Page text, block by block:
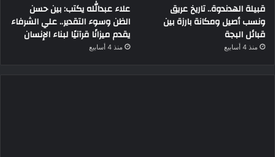
قبيلة الهدندوة.. تاريخ عريق
ونسب أصيل ومكانة بارزة بين
قبائل البجة
منذ 4 أسابيع
علاء عبدالله يكتب: بين حسن
الظن وسوء التقدير.. علي الشرفاء
يقدم ميزانًا قرآنيًا لبناء الإنسان
منذ 4 أسابيع